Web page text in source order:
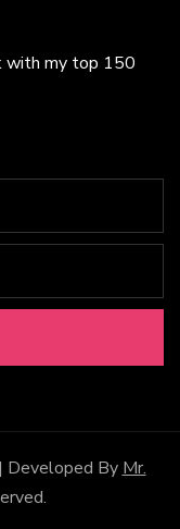
with my top 150
| Developed By Mr.